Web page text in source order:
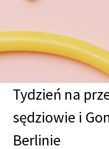
Tydzień na
sędziowie i
Berlinie